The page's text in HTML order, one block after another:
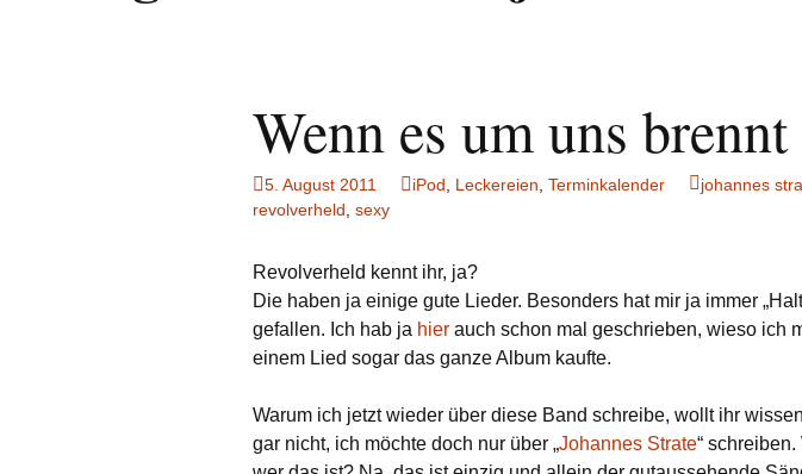
Wenn es um uns brennt
5. August 2011 iPod Leckereien Terminkalender johannes
revolverheld sexy
Revolverheld kennt ihr, ja?
Die haben ja einige gute Lieder. Besonders hat mir ja immer
gefallen. Ich hab ja hier auch schon mal geschrieben, wieso ich
einem Lied sogar das ganze Album kaufte.
Warum ich jetzt wieder über diese Band schreibe, wollt ihr
gar nicht, ich möchte doch nur über „Johannes Strate“